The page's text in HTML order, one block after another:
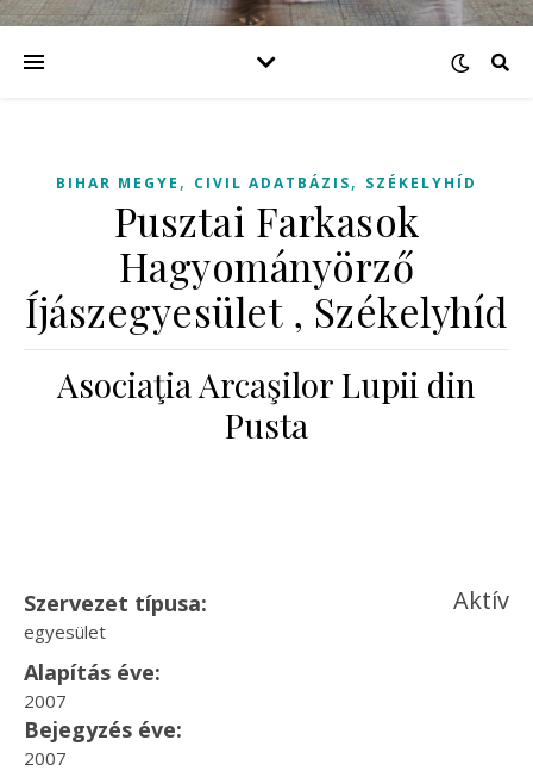
BIHAR MEGYE , CIVIL ADATBÁZIS, SZÉKELYHÍD
Pusztai Farkasok
Hagyományörző
Íjászegyesület , Székelyhíd
Asociaţia Arcaşilor Lupii din
Pusta
Szervezet típusa:
egyesület
Aktív
Alapítás éve:
2007
Bejegyzés éve:
2007